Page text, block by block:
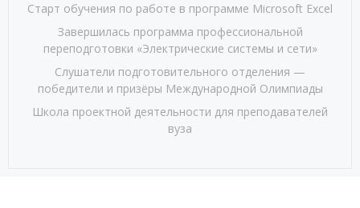
Старт обучения по работе в программе Microsoft Excel
Завершилась программа профессиональной
переподготовки «Электрические системы и сети»
Слушатели подготовительного отделения —
победители и призёры Международной Олимпиады
Школа проектной деятельности для преподавателей
вуза